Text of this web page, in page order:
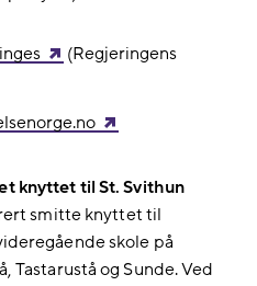
(Regjeringens
knyttet til St. Svithun
smitte knyttet til
skole på
Tastarustå og Sunde. Ved